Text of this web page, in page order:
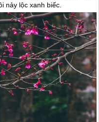
nảy lộc xanh biếc.